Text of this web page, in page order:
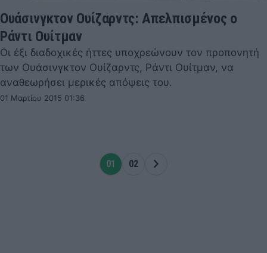
Ουάσινγκτον Ουίζαρντς: Απελπισμένος ο
Ράντι Ουίτμαν
Οι έξι διαδοχικές ήττες υποχρεώνουν τον προπονητή
των Ουάσινγκτον Ουίζαρντς, Ράντι Ουίτμαν, να
αναθεωρήσει μερικές απόψεις του.
01 Μαρτίου 2015 01:36
01 02